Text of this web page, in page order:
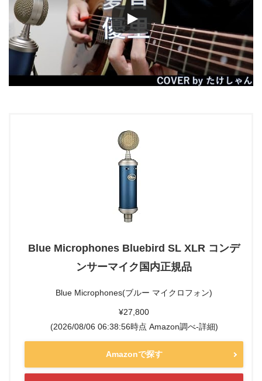
Blue Microphones Bluebird SL XLR コンデ
ンサーマイク国内正規品
Blue Microphones(ブルー マイクロフォン)
¥27,800
(2026/08/06 06:38:56時点 Amazon調べ-詳細)
Amazonで探す